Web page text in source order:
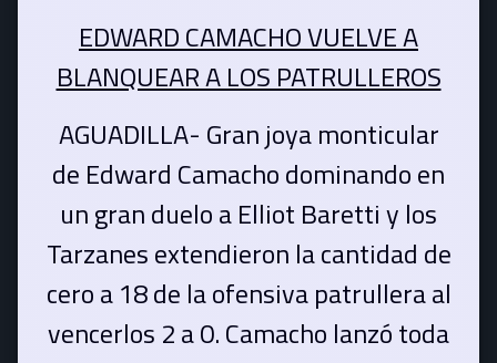
EDWARD CAMACHO VUELVE A
BLANQUEAR A LOS PATRULLEROS
AGUADILLA- Gran joya monticular
de Edward Camacho dominando en
un gran duelo a Elliot Baretti y los
Tarzanes extendieron la cantidad de
cero a 18 de la ofensiva patrullera al
vencerlos 2 a 0. Camacho lanzó toda